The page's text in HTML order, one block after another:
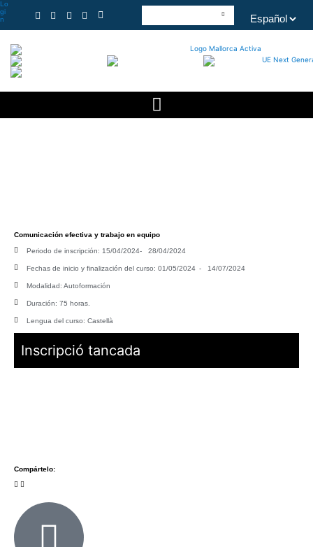
Lo
gi
n
Comunicación efectiva y trabajo en equipo
Periodo de inscripción: 15/04/2024- 28/04/2024
Fechas de inicio y finalización del curso: 01/05/2024 - 14/07/2024
Modalidad: Autoformación
Duración: 75 horas.
Lengua del curso: Castellà
Inscripció tancada
Compártelo: